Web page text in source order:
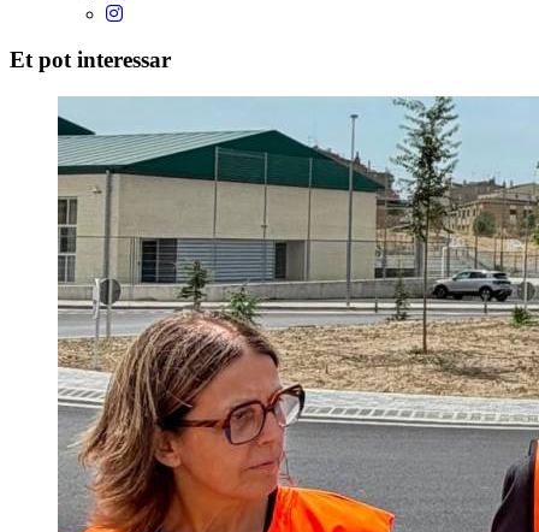
Et pot interessar